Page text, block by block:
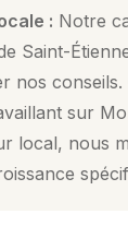
: Notre
Saint-
nos
sur
local, nous